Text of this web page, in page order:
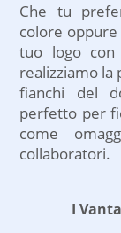
Che tu
colore
tuo logo con
realizziamo la
fianchi del
perfetto per
come
collaboratori.
I